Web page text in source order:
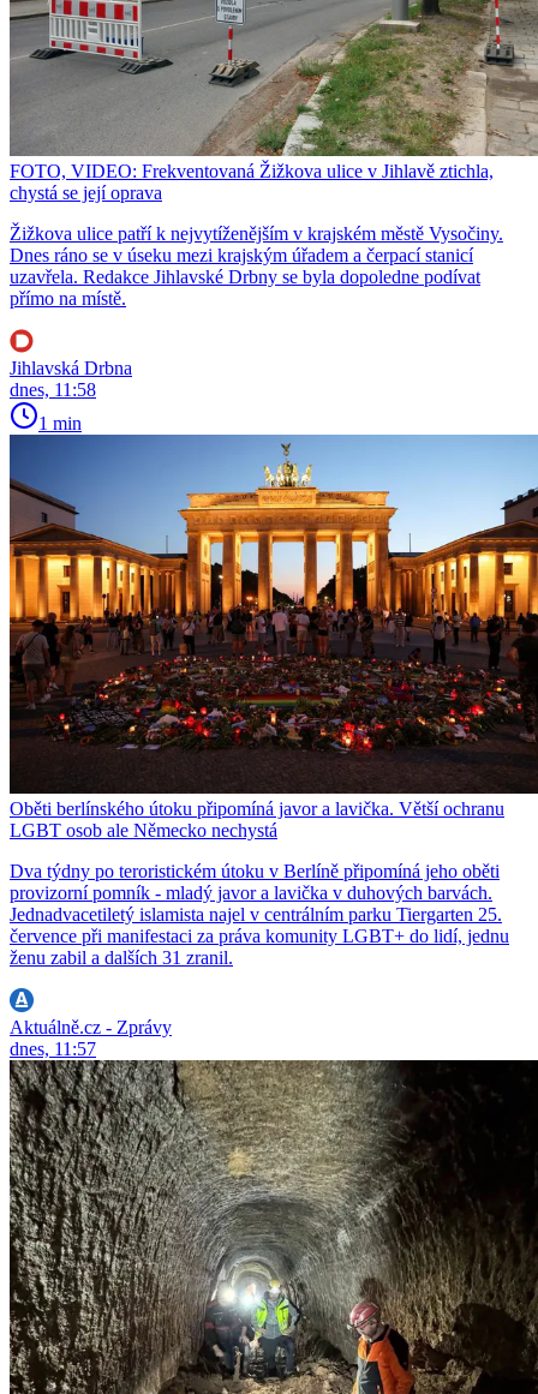
FOTO, VIDEO: Frekventovaná Žižkova ulice v Jihlavě ztichla,
chystá se její oprava
Žižkova ulice patří k nejvytíženějším v krajském městě Vysočiny.
Dnes ráno se v úseku mezi krajským úřadem a čerpací stanicí
uzavřela. Redakce Jihlavské Drbny se byla dopoledne podívat
přímo na místě.
Jihlavská Drbna
dnes, 11:58
1 min
Oběti berlínského útoku připomíná javor a lavička. Větší ochranu
LGBT osob ale Německo nechystá
Dva týdny po teroristickém útoku v Berlíně připomíná jeho oběti
provizorní pomník - mladý javor a lavička v duhových barvách.
Jednadvacetiletý islamista najel v centrálním parku Tiergarten 25.
července při manifestaci za práva komunity LGBT+ do lidí, jednu
ženu zabil a dalších 31 zranil.
Aktuálně.cz - Zprávy
dnes, 11:57